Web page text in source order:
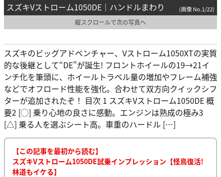
スズキVストローム1050DE｜ハンドルまわり (画像 No.1/22)
縦スクロールで次の写真へ
スズキのビッグアドベンチャー、Vストローム1050XTの実質
的な後継として“DE”が誕生! フロントホイールの19→21イ
ンチ化を筆頭に、ホイールトラベル量の増加やフレーム補強
などでオフロード性能を強化。合わせて双方向クイックシフ
ターが追加されたぞ！ 目次 1 スズキVストローム1050DE 概
要2 [◯] 乗り心地の良さに感動。エンジンは熟成の極み3
[△] 乗る人を選ぶシート高。車重のハードル […]
【この記事を最初から読む】
スズキVストローム1050DE試乗インプレッション【怪鳥復活!
林道もイケる】